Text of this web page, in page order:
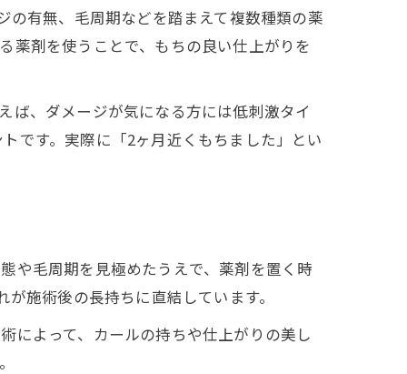
の有無、毛周期などを踏まえて複数種類の薬
薬剤を使うことで、もちの良い仕上がりを
ば、ダメージが気になる方には低刺激タイ
です。実際に「2ヶ月近くもちました」とい
や毛周期を見極めたうえで、薬剤を置く時
施術後の長持ちに直結しています。
によって、カールの持ちや仕上がりの美し